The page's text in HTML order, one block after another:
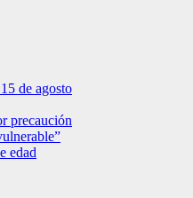
de agosto
precaución
edad